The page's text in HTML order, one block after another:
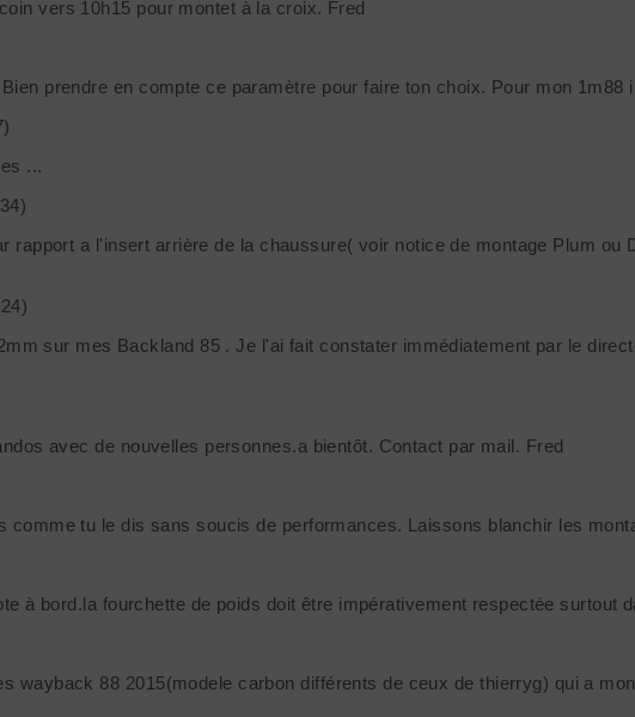
vers 10h15 pour montet à la croix. Fred
prendre en compte ce paramètre pour faire ton choix. Pour mon
...
a l'insert arrière de la chaussure( voir notice de montage Plum ou
sur mes Backland 85 . Je l'ai fait constater immédiatement par le
avec de nouvelles personnes.a bientôt. Contact par mail. Fred
tu le dis sans soucis de performances. Laissons blanchir les
à bord.la fourchette de poids doit être impérativement respectée surtout
wayback 88 2015(modele carbon différents de ceux de thierryg) qui a